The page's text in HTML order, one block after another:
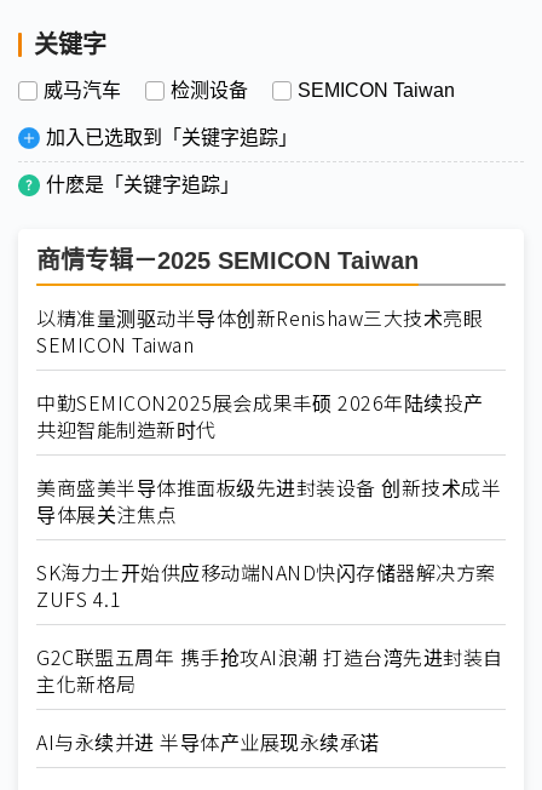
关键字
威马汽车 检测设备 SEMICON Taiwan
加入已选取到「关键字追踪」
什麽是「关键字追踪」
商情专辑－2025 SEMICON Taiwan
以精准量测驱动半导体创新Renishaw三大技术亮眼
SEMICON Taiwan
中勤SEMICON2025展会成果丰硕 2026年陆续投产
共迎智能制造新时代
美商盛美半导体推面板级先进封装设备 创新技术成半
导体展关注焦点
SK海力士开始供应移动端NAND快闪存储器解决方案
ZUFS 4.1
G2C联盟五周年 携手抢攻AI浪潮 打造台湾先进封装自
主化新格局
AI与永续并进 半导体产业展现永续承诺